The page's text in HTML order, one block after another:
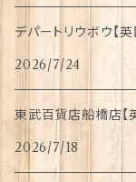
デパートリウボウ【
2026/7/24
東武百貨店船橋店【
2026/7/18